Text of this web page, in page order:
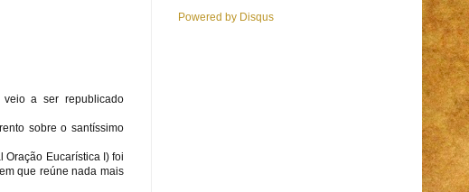
a ser republicado
sobre o santíssimo
Oração Eucarística I) foi
que reúne nada mais
Powered by Disqus